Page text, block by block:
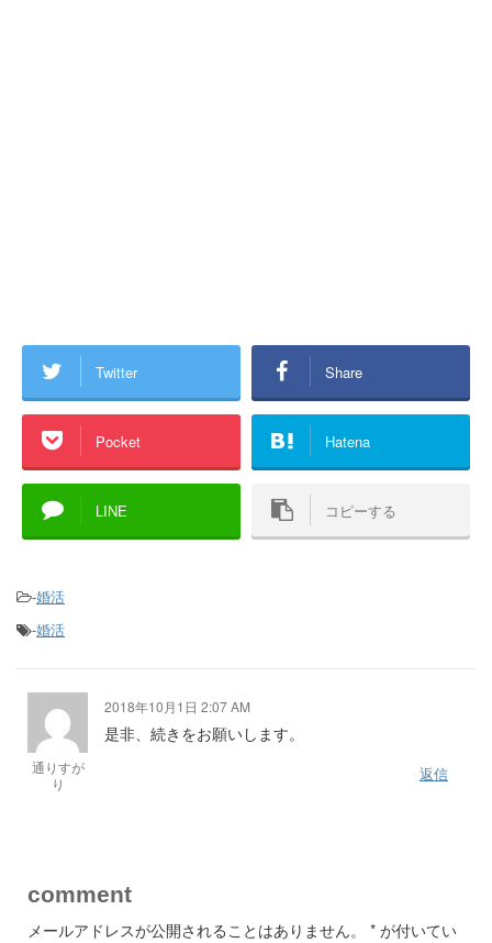
Twitter Share
Pocket Hatena
LINE コピーする
-婚活
-婚活
通りすが
り
2018年10月1日 2:07 AM
是非、続きをお願いします。
返信
comment
メールアドレスが公開されることはありません。 * が付いてい